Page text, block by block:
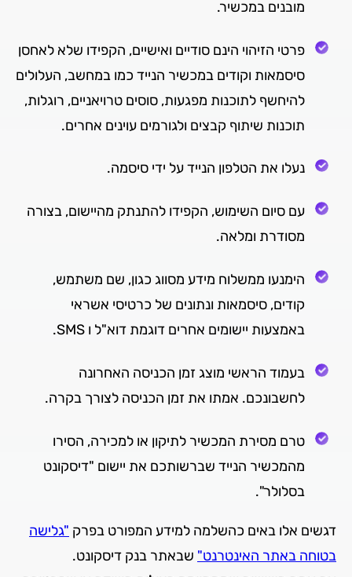
מובנים במכשיר.
פרטי הזיהוי הינם סודיים ואישיים, הקפידו שלא לאחסן
סיסמאות וקודים במכשיר הנייד כמו במחשב, העלולים
להיחשף לתוכנות מפגעות, סוסים טרויאניים, רוגלות,
תוכנות שיתוף קבצים ולגורמים עוינים אחרים.
נעלו את הטלפון הנייד על ידי סיסמה.
עם סיום השימוש, הקפידו להתנתק מהיישום, בצורה
מסודרת ומלאה.
הימנעו ממשלוח מידע מסווג כגון, שם משתמש,
קודים, סיסמאות ונתונים של כרטיסי אשראי
באמצעות יישומים אחרים דוגמת דוא"ל ו SMS.
בעמוד הראשי מוצג זמן הכניסה האחרונה
לחשבונכם. אמתו את זמן הכניסה לצורך בקרה.
טרם מסירת המכשיר לתיקון או למכירה, הסירו
מהמכשיר הנייד שברשותכם את יישום "דיסקונט
בסלולר".
דגשים אלו באים כהשלמה למידע המפורט בפרק "גלישה
בטוחה באתר האינטרנט" שבאתר בנק דיסקונט.